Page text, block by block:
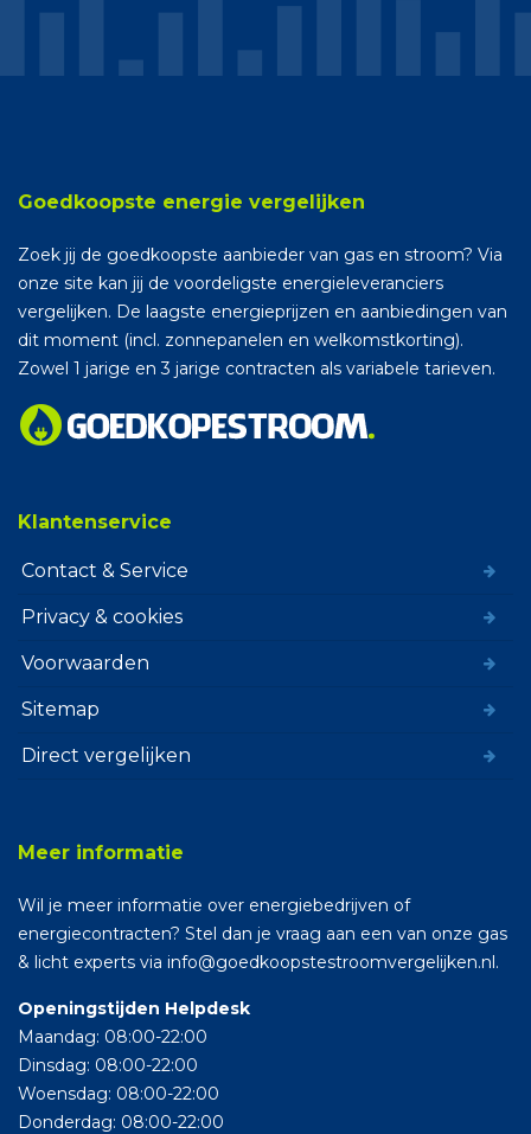
Goedkoopste energie vergelijken
Zoek jij de goedkoopste aanbieder van gas en stroom? Via
onze site kan jij de voordeligste energieleveranciers
vergelijken. De laagste energieprijzen en aanbiedingen van
dit moment (incl. zonnepanelen en welkomstkorting).
Zowel 1 jarige en 3 jarige contracten als variabele tarieven.
Klantenservice
Contact & Service
Privacy & cookies
Voorwaarden
Sitemap
Direct vergelijken
Meer informatie
Wil je meer informatie over energiebedrijven of
energiecontracten? Stel dan je vraag aan een van onze gas
& licht experts via info@goedkoopstestroomvergelijken.nl.
Openingstijden Helpdesk
Maandag: 08:00-22:00
Dinsdag: 08:00-22:00
Woensdag: 08:00-22:00
Donderdag: 08:00-22:00